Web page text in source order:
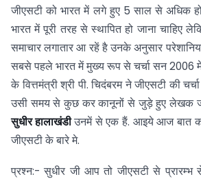
जीएसटी को भारत में लगे हुए 5 साल से अधिक
भारत में पूरी तरह से स्थापित हो जाना चाहिए
समाचार लगातार आ रहें है उनके अनुसार
सबसे पहले भारत में मुख्य रूप से चर्चा सन 2006
के वित्तमंत्री श्री पी. चिदंबरम ने जीएसटी की
उसी समय से कुछ कर कानूनों से जुड़े हुए लेखक
सुधीर हालाखंडीउनमें से एक हैं. आइये आज बात
जीएसटी के बारे मे.
प्रश्न:- सुधीर जी आप तो जीएसटी से